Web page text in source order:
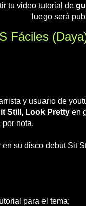
tu video tutorial de
luego será
Fáciles
y usuario de
Still, Look Pretty en
nota.
su disco debut Sit
para el tema: